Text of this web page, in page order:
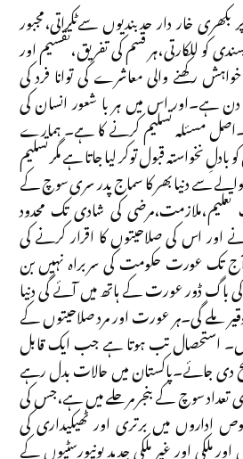
خار دار حدبندیوں سےٹکراتی،مجبور
کو للکارتی،ہر قسم کی تفریق،تقسیم اور
رکھنے والی معاشرے کی توانا فرد کی
ہے۔اور اس میں ہر با شعور انسان کی
مسئلہ تسلیم کرنے کا ہے۔ ہمارے
نخواستہ قبول توکر لیا جاتا ہے مگر تسلیم
سے دنیا بھر کا سماج پدر سری سوچ کے
کی شادی تک محدود
اور اس کی صلاحیتوں کا اقرار کرنے کی
آج تک عورت حکومت کی سربراہ نہیں بن
باگ ڈور عورت کے ہاتھ میں آئے گی دنیا
ملے گی۔ہر عورت اور مرد صلاحیتوں کے
استحصال تب ہوتا ہے جب ایک قابل
دی جائے۔پاکستان میں حالات بدل رہے
سوچ کے بنجر مرحلے میں ہے،جس کی
اداروں میں برتری اور ٹھیکیداری کی
ملکی اور غیر ملکی جدید یونیورسٹیوں کے